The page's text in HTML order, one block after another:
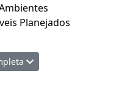
Planejados